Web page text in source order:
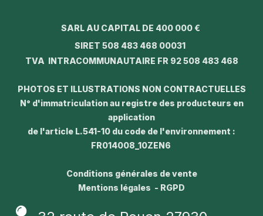
SARL AU CAPITAL DE 400 000 €
SIRET 508 483 468 00031
TVA INTRACOMMUNAUTAIRE FR 92 508 483 468
PHOTOS ET ILLUSTRATIONS NON CONTRACTUELLES
N° d'immatriculation au registre des producteurs en
application
de l'article L.541-10 du code de l'environnement :
FR014008_10ZEN6
Conditions générales de vente
Mentions légales - RGPD